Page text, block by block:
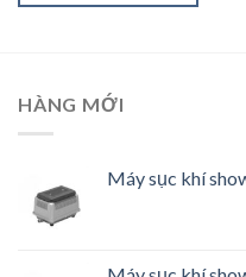
HÀNG MỚI
Máy sục khí